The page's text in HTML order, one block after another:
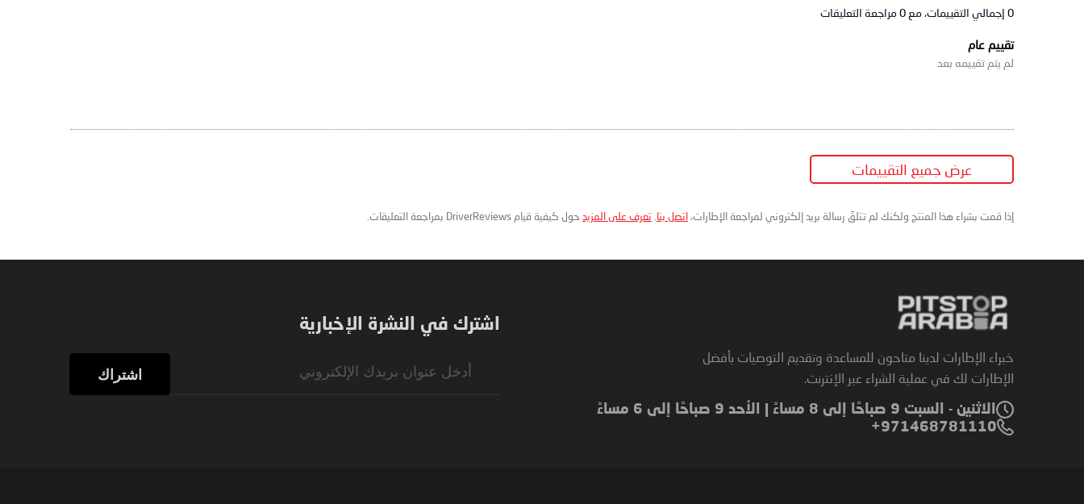
0 إجمالي التقييمات، مع 0 مراجعة التعليقات
تقييم عام
لم يتم تقييمه بعد
عرض جميع التقييمات
إذا قمت بشراء هذا المنتج ولكنك لم تتلقَ رسالة بريد إلكتروني لمراجعة الإطارات،اتصل بنا. تعرف على المزيد حول كيفية قيام DriverReviews بمراجعة التعليقات.
خبراء الإطارات لدينا متاحون للمساعدة وتقديم التوصيات بأفضل
الإطارات لك في عملية الشراء عبر الإنترنت.
الاثنين - السبت 9 صباحًا إلى 8 مساءً | الأحد 9 صباحًا إلى 6 مساءً
971468781110+
اشترك في النشرة الإخبارية
اشتراك